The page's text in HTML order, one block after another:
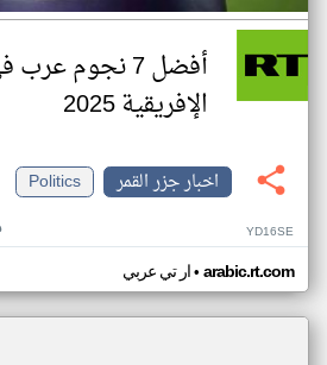
أفضل 7 نجوم
الإفريقية 2025
اخبار جزر القمر
Politics
YD16SE
ار تي عربي• arabic.rt.com